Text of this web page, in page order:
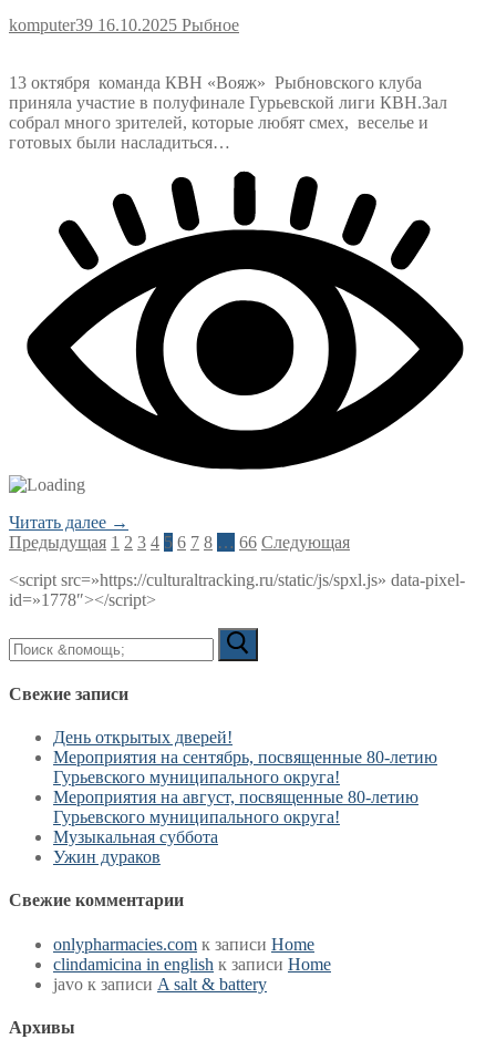
komputer39 16.10.2025 Рыбное
13 октября команда КВН «Вояж» Рыбновского клуба
приняла участие в полуфинале Гурьевской лиги КВН.Зал
собрал много зрителей, которые любят смех, веселье и
готовых были насладиться…
Читать далее →
Пагинация
записей
Предыдущая 1 2 3 4 5 6 7 8 … 66 Следующая
<script src=»https://culturaltracking.ru/static/js/spxl.js» data-pixel-
id=»1778″></script>
Искать:
Свежие записи
День открытых дверей!
Мероприятия на сентябрь, посвященные 80-летию
Гурьевского муниципального округа!
Мероприятия на август, посвященные 80-летию
Гурьевского муниципального округа!
Музыкальная суббота
Ужин дураков
Свежие комментарии
onlypharmacies.com к записи Home
clindamicina in english к записи Home
javo к записи A salt & battery
Архивы